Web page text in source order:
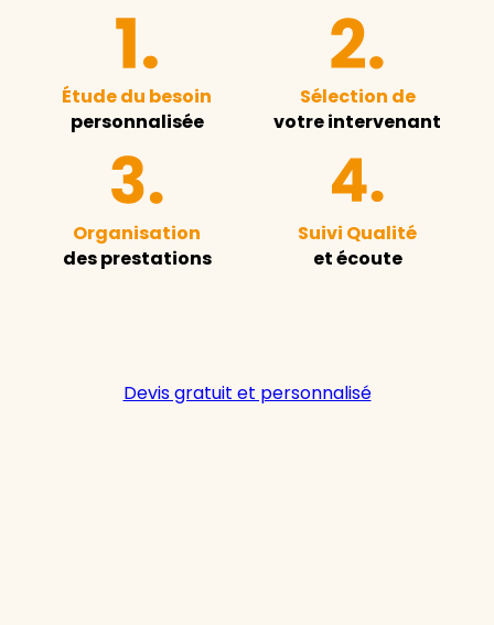
Étude du besoin
personnalisée
Sélection de
votre intervenant
Organisation
des prestations
Suivi Qualité
et écoute
Devis gratuit et personnalisé